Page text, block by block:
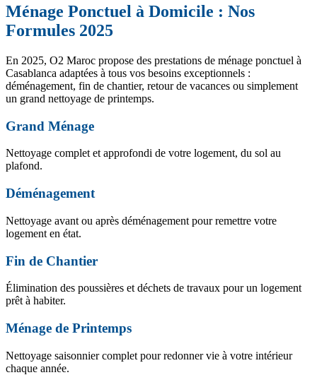
Ménage Ponctuel à Domicile : Nos
Formules 2025
En 2025, O2 Maroc propose des prestations de ménage ponctuel à
Casablanca adaptées à tous vos besoins exceptionnels :
déménagement, fin de chantier, retour de vacances ou simplement
un grand nettoyage de printemps.
Grand Ménage
Nettoyage complet et approfondi de votre logement, du sol au
plafond.
Déménagement
Nettoyage avant ou après déménagement pour remettre votre
logement en état.
Fin de Chantier
Élimination des poussières et déchets de travaux pour un logement
prêt à habiter.
Ménage de Printemps
Nettoyage saisonnier complet pour redonner vie à votre intérieur
chaque année.